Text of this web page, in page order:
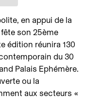
en appui de la
son 25ème
édition réunira 130
du 30
Palais Ephémère.
ou la
aux secteurs «